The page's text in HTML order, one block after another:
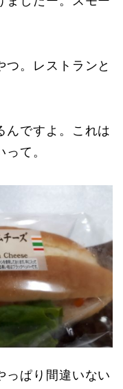
つ。レストランと
んですよ。これは
て。
っぱり間違いない